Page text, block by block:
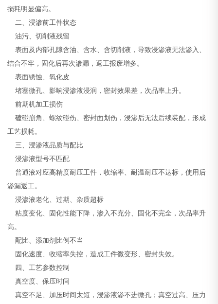
损耗明显偏高。
二、浸渗前工件状态
油污、切削液残留
表面及内部孔隙含油、含水、含切削液，导致浸渗液无法渗入、
结合不牢，固化后再次渗漏，返工报废增多。
表面锈蚀、氧化皮
堵塞微孔、影响浸渗液浸润，密封效果差，次品率上升。
前期机加工损伤
磕碰崩角、螺纹碰伤、密封面划伤，浸渗后无法后续装配，形成
工艺损耗。
三、浸渗液品质与配比
浸渗液型号不匹配
普通液对应高精度耐压工件，收缩率、耐温耐压不达标，使用后
渗漏返工。
浸渗液老化、过期、杂质超标
粘度变化、固化性能下降，渗入不充分、固化不完全，次品率升
高。
配比、添加剂比例不当
固化速度、收缩率失控，造成工件微变形、密封失效。
四、工艺参数控制
真空度、保压时间
真空不足、加压时间太短，浸渗液渗不进微孔；真空过高、压力